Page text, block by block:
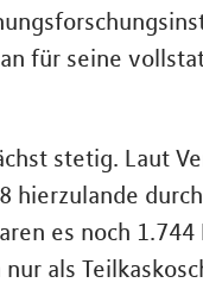
für seine
stetig. Laut
hierzulande
es noch 1.744
als